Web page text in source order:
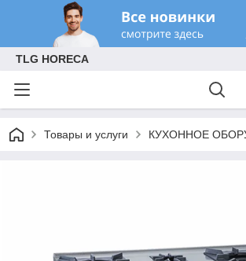
TLG HORECA
Товары и услуги КУХОННОЕ